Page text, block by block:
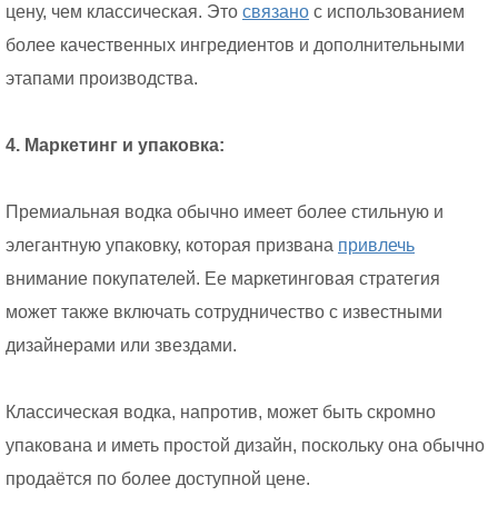
цену, чем классическая. Это связано с использованием
более качественных ингредиентов и дополнительными
этапами производства.
4. Маркетинг и упаковка:
Премиальная водка обычно имеет более стильную и
элегантную упаковку, которая призвана привлечь
внимание покупателей. Ее маркетинговая стратегия
может также включать сотрудничество с известными
дизайнерами или звездами.
Классическая водка, напротив, может быть скромно
упакована и иметь простой дизайн, поскольку она обычно
продаётся по более доступной цене.